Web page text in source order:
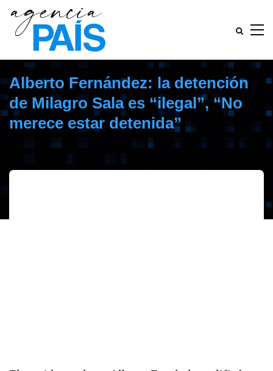
Alberto Fernández: la detención
de Milagro Sala es “ilegal”, “No
merece estar detenida”
noviembre 8, 2019